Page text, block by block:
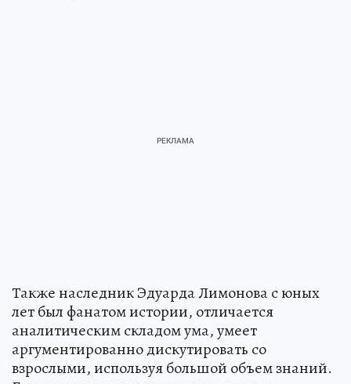
Также наследник Эдуарда Лимонова с юных
лет был фанатом истории, отличается
аналитическим складом ума, умеет
аргументированно дискутировать со
взрослыми, используя большой объем знаний.